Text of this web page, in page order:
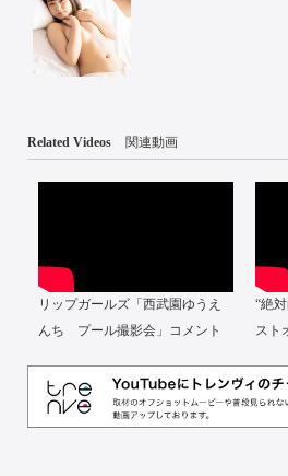
Related Videos 関連動画
リップガールズ「西武園ゆうえ
んち プール撮影会」コメント
“絶
スト